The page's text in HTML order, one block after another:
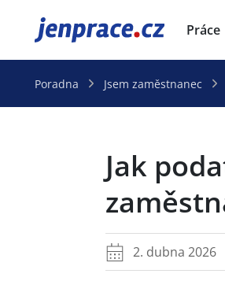
JenPráce.cz Práce
Poradna Jsem zaměstnanec
Jak
2. dubna 2026